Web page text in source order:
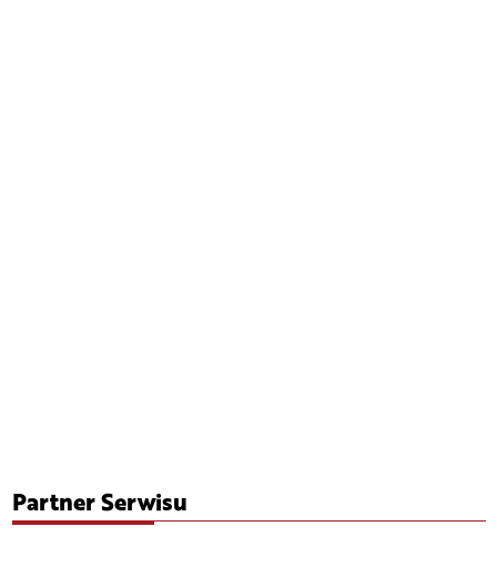
Partner Serwisu